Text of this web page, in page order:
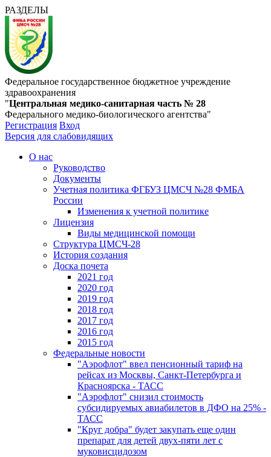
РАЗДЕЛЫ
Федеральное государственное бюджетное учреждение
здравоохранения
"Центральная медико-санитарная часть № 28
Федерального медико-биологического агентства"
Регистрация Вход
Версия для слабовидящих
О нас
Руководство
Документы
Учетная политика ФГБУЗ ЦМСЧ №28 ФМБА
России
Изменения к учетной политике
Лицензия
Виды медицинской помощи
Структура ЦМСЧ-28
История создания
Доска почета
2021 год
2020 год
2019 год
2018 год
2017 год
2016 год
2015 год
Федеральные новости
"Аэрофлот" ввел пенсионный тариф на
рейсах из Москвы, Санкт-Петербурга и
Красноярска - ТАСС
"Аэрофлот" снизил стоимость
субсидируемых авиабилетов в ДФО на 25% -
ТАСС
"Круг добра" будет закупать еще один
препарат для детей двух-пяти лет с
муковисцидозом